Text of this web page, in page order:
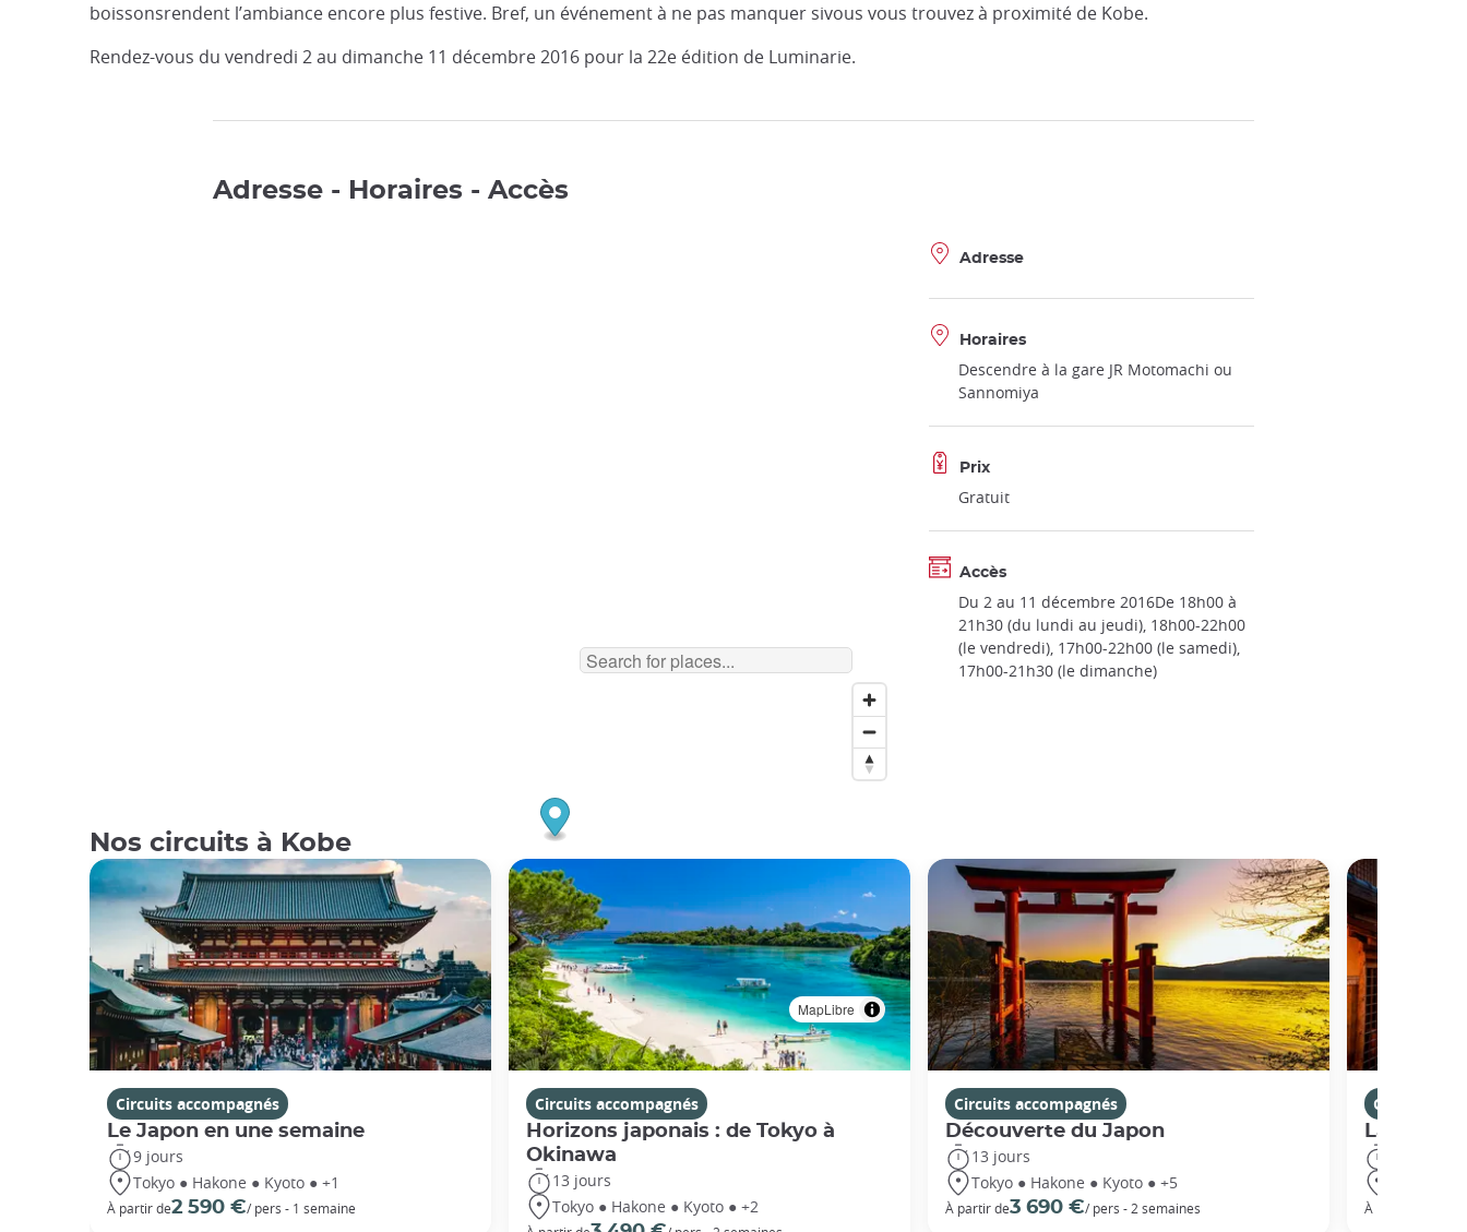
boissonsrendent l’ambiance encore plus festive. Bref, un événement à ne pas manquer sivous vous trouvez à proximité de Kobe.
Rendez-vous du vendredi 2 au dimanche 11 décembre 2016 pour la 22e édition de Luminarie.
Adresse - Horaires - Accès
MapLibre
Adresse
Horaires
Descendre à la gare JR Motomachi ou
Sannomiya
Prix
Gratuit
Accès
Du 2 au 11 décembre 2016De 18h00 à
21h30 (du lundi au jeudi), 18h00-22h00
(le vendredi), 17h00-22h00 (le samedi),
17h00-21h30 (le dimanche)
Nos circuits à Kobe
Circuits accompagnés
Le Japon en une semaine
9 jours
Tokyo ● Hakone ● Kyoto ● +1
À partir de2 590 €/ pers - 1 semaine
Circuits accompagnés
Horizons japonais : de Tokyo à
Okinawa
13 jours
Tokyo ● Hakone ● Kyoto ● +2
Circuits accompagnés
Découverte du Japon
13 jours
Tokyo ● Hakone ● Kyoto ● +5
À partir de3 690 €/ pers - 2 semaines
Circuits
La Route
À partir de